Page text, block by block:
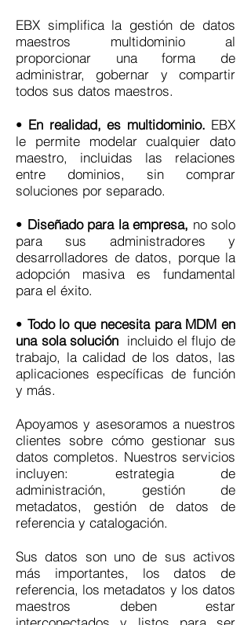
EBX simplifica la gestión de datos
maestros multidominio al
proporcionar una forma de
administrar, gobernar y compartir
todos sus datos maestros.
• En realidad, es multidominio. EBX
le permite modelar cualquier dato
maestro, incluidas las relaciones
entre dominios, sin comprar
soluciones por separado.
• Diseñado para la empresa, no solo
para sus administradores y
desarrolladores de datos, porque la
adopción masiva es fundamental
para el éxito.
• Todo lo que necesita para MDM en
una sola solución incluido el flujo de
trabajo, la calidad de los datos, las
aplicaciones específicas de función
y más.
Apoyamos y asesoramos a nuestros
clientes sobre cómo gestionar sus
datos completos. Nuestros servicios
incluyen: estrategia de
administración, gestión de
metadatos, gestión de datos de
referencia y catalogación.
Sus datos son uno de sus activos
más importantes, los datos de
referencia, los metadatos y los datos
maestros deben estar